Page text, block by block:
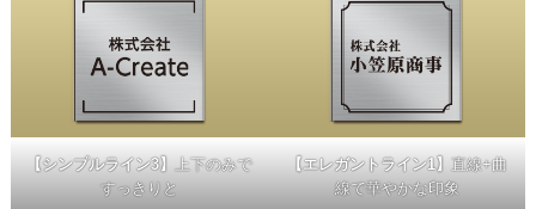
【シンプルライン3】
上下のみで
すっきりと
【エレガントライン1】
直線+曲
線で華やかな印象